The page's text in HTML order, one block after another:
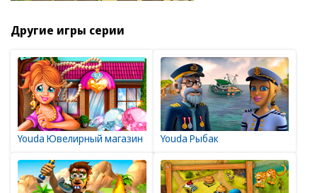
Другие игры серии
Youda Ювелирный магазин Youda Рыбак